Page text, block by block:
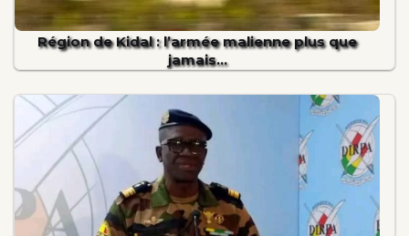
Région de Kidal : l’armée malienne plus que
jamais…